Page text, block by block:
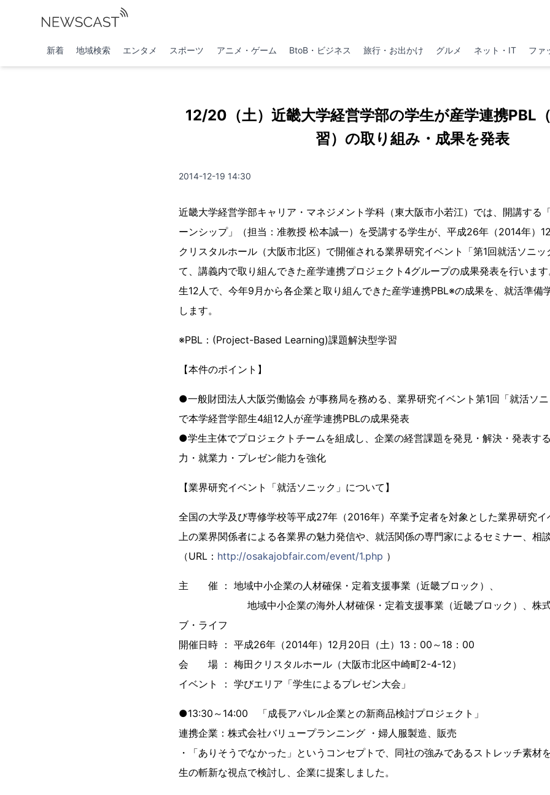
新着 地域検索 エンタメ スポーツ アニメ・ゲーム BtoB・ビジネス 旅行・お出かけ グルメ ネット・IT ファ
12/20（土）近畿大学経営学部の学生が産学連携PBL
習）の取り組み・成果を発表
2014-12-19 14:30
近畿大学経営学部キャリア・マネジメント学科（東大阪市小若江）では、開講する
ーンシップ」（担当：准教授 松本誠一）を受講する学生が、平成26年（2014年）
クリスタルホール（大阪市北区）で開催される業界研究イベント「第1回就活ソニ
て、講義内で取り組んできた産学連携プロジェクト4グループの成果発表を行いま
生12人で、今年9月から各企業と取り組んできた産学連携PBL※の成果を、就活準備
します。
※PBL：(Project-Based Learning)課題解決型学習
【本件のポイント】
●一般財団法人大阪労働協会 が事務局を務める、業界研究イベント第1回「就活ソ
で本学経営学部生4組12人が産学連携PBLの成果発表
●学生主体でプロジェクトチームを組成し、企業の経営課題を発見・解決・発表す
力・就業力・プレゼン能力を強化
【業界研究イベント「就活ソニック」について】
全国の大学及び専修学校等平成27年（2016年）卒業予定者を対象とした業界研究
上の業界関係者による各業界の魅力発信や、就活関係の専門家によるセミナー、相
（URL： http://osakajobfair.com/event/1.php ）
主 催 ： 地域中小企業の人材確保・定着支援事業（近畿ブロック）、
地域中小企業の海外人材確保・定着支援事業（近畿ブロック）、株式
ブ・ライフ
開催日時 ： 平成26年（2014年）12月20日（土）13：00～18：00
会 場 ： 梅田クリスタルホール（大阪市北区中崎町2-4-12）
イベント ： 学びエリア「学生によるプレゼン大会」
●13:30～14:00 「成長アパレル企業との新商品検討プロジェクト」
連携企業：株式会社バリュープランニング ・婦人服製造、販売
・「ありそうでなかった」というコンセプトで、同社の強みであるストレッチ素材
生の斬新な視点で検討し、企業に提案しました。